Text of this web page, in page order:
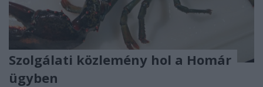
Szolgálati közlemény hol a Homár
ügyben